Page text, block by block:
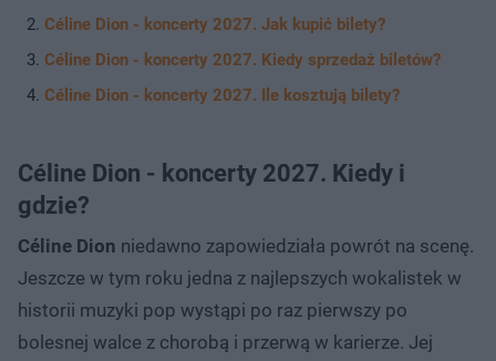
Céline Dion - koncerty 2027. Jak kupić bilety?
Céline Dion - koncerty 2027. Kiedy sprzedaż biletów?
Céline Dion - koncerty 2027. Ile kosztują bilety?
Céline Dion - koncerty 2027. Kiedy i
gdzie?
Céline Dion niedawno zapowiedziała powrót na scenę.
Jeszcze w tym roku jedna z najlepszych wokalistek w
historii muzyki pop wystąpi po raz pierwszy po
bolesnej walce z chorobą i przerwą w karierze. Jej